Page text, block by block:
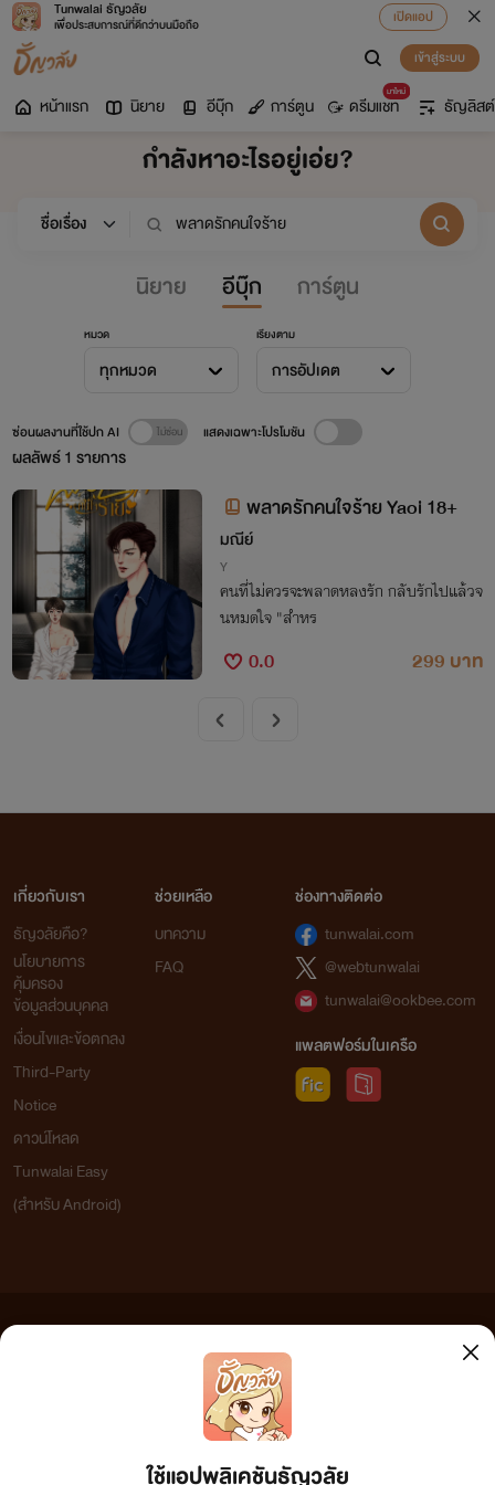
Tunwalai ธัญวลัย
เพื่อประสบการณ์ที่ดีกว่าบนมือถือ
เปิดแอป
เข้าสู่ระบบ
หน้าแรก นิยาย อีบุ๊ก การ์ตูน
มาใหม่
ดรีมแชท ธัญลิสต์
กำลังหาอะไรอยู่เอ่ย?
นิยาย อีบุ๊ก การ์ตูน
หมวด
ทุกหมวด
เรียงตาม
การอัปเดต
ผลลัพธ์1 รายการ
ซ่อนผลงานที่ใช้ปก AI แสดงเฉพาะโปรโมชัน
พลาดรักคนใจร้าย Yaoi 18+
มณีย์
Y
คนที่ไม่ควรจะพลาดหลงรัก กลับรักไปแล้วจ
นหมดใจ "สำหร
0.0 299 บาท
ใช้แอปพลิเคชันธัญวลัย
เกี่ยวกับเรา
ธัญวลัยคือ?
นโยบายการ
คุ้มครอง
ข้อมูลส่วนบุคคล
เงื่อนไขและข้อตกลง
Third-Party
Notice
ดาวน์โหลด
Tunwalai Easy
(สำหรับ Android)
ช่วยเหลือ
บทความ
FAQ
ช่องทางติดต่อ
tunwalai.com
@webtunwalai
tunwalai@ookbee.com
แพลตฟอร์มในเครือ
เว็บไซต์แห่งนี้ไม่ได้เห็นด้วยและไม่ขอรับผิดชอบต่อข้อความใดๆ ทั้งสิ้น ดังนั้นผู้อ่านทุกท่านโปรดใช้
วิจารณญาณในการกลั่นกรองด้วยตนเอง และหากท่านพบข้อความใดๆ ที่ขัดต่อกฎหมายและศีลธรรม
กรุณาแจ้งมาที่ tunwalai@ookbee.com เพื่อทีมงานจะได้ดำเนินการในทันที ทั้งนี้ ทางเว็บไซต์ขอสงวน
ลิขสิทธิ์ตามพระราชบัญญัติลิขสิทธิ์ (ฉบับเพิ่มเติม) พ.ศ.2558